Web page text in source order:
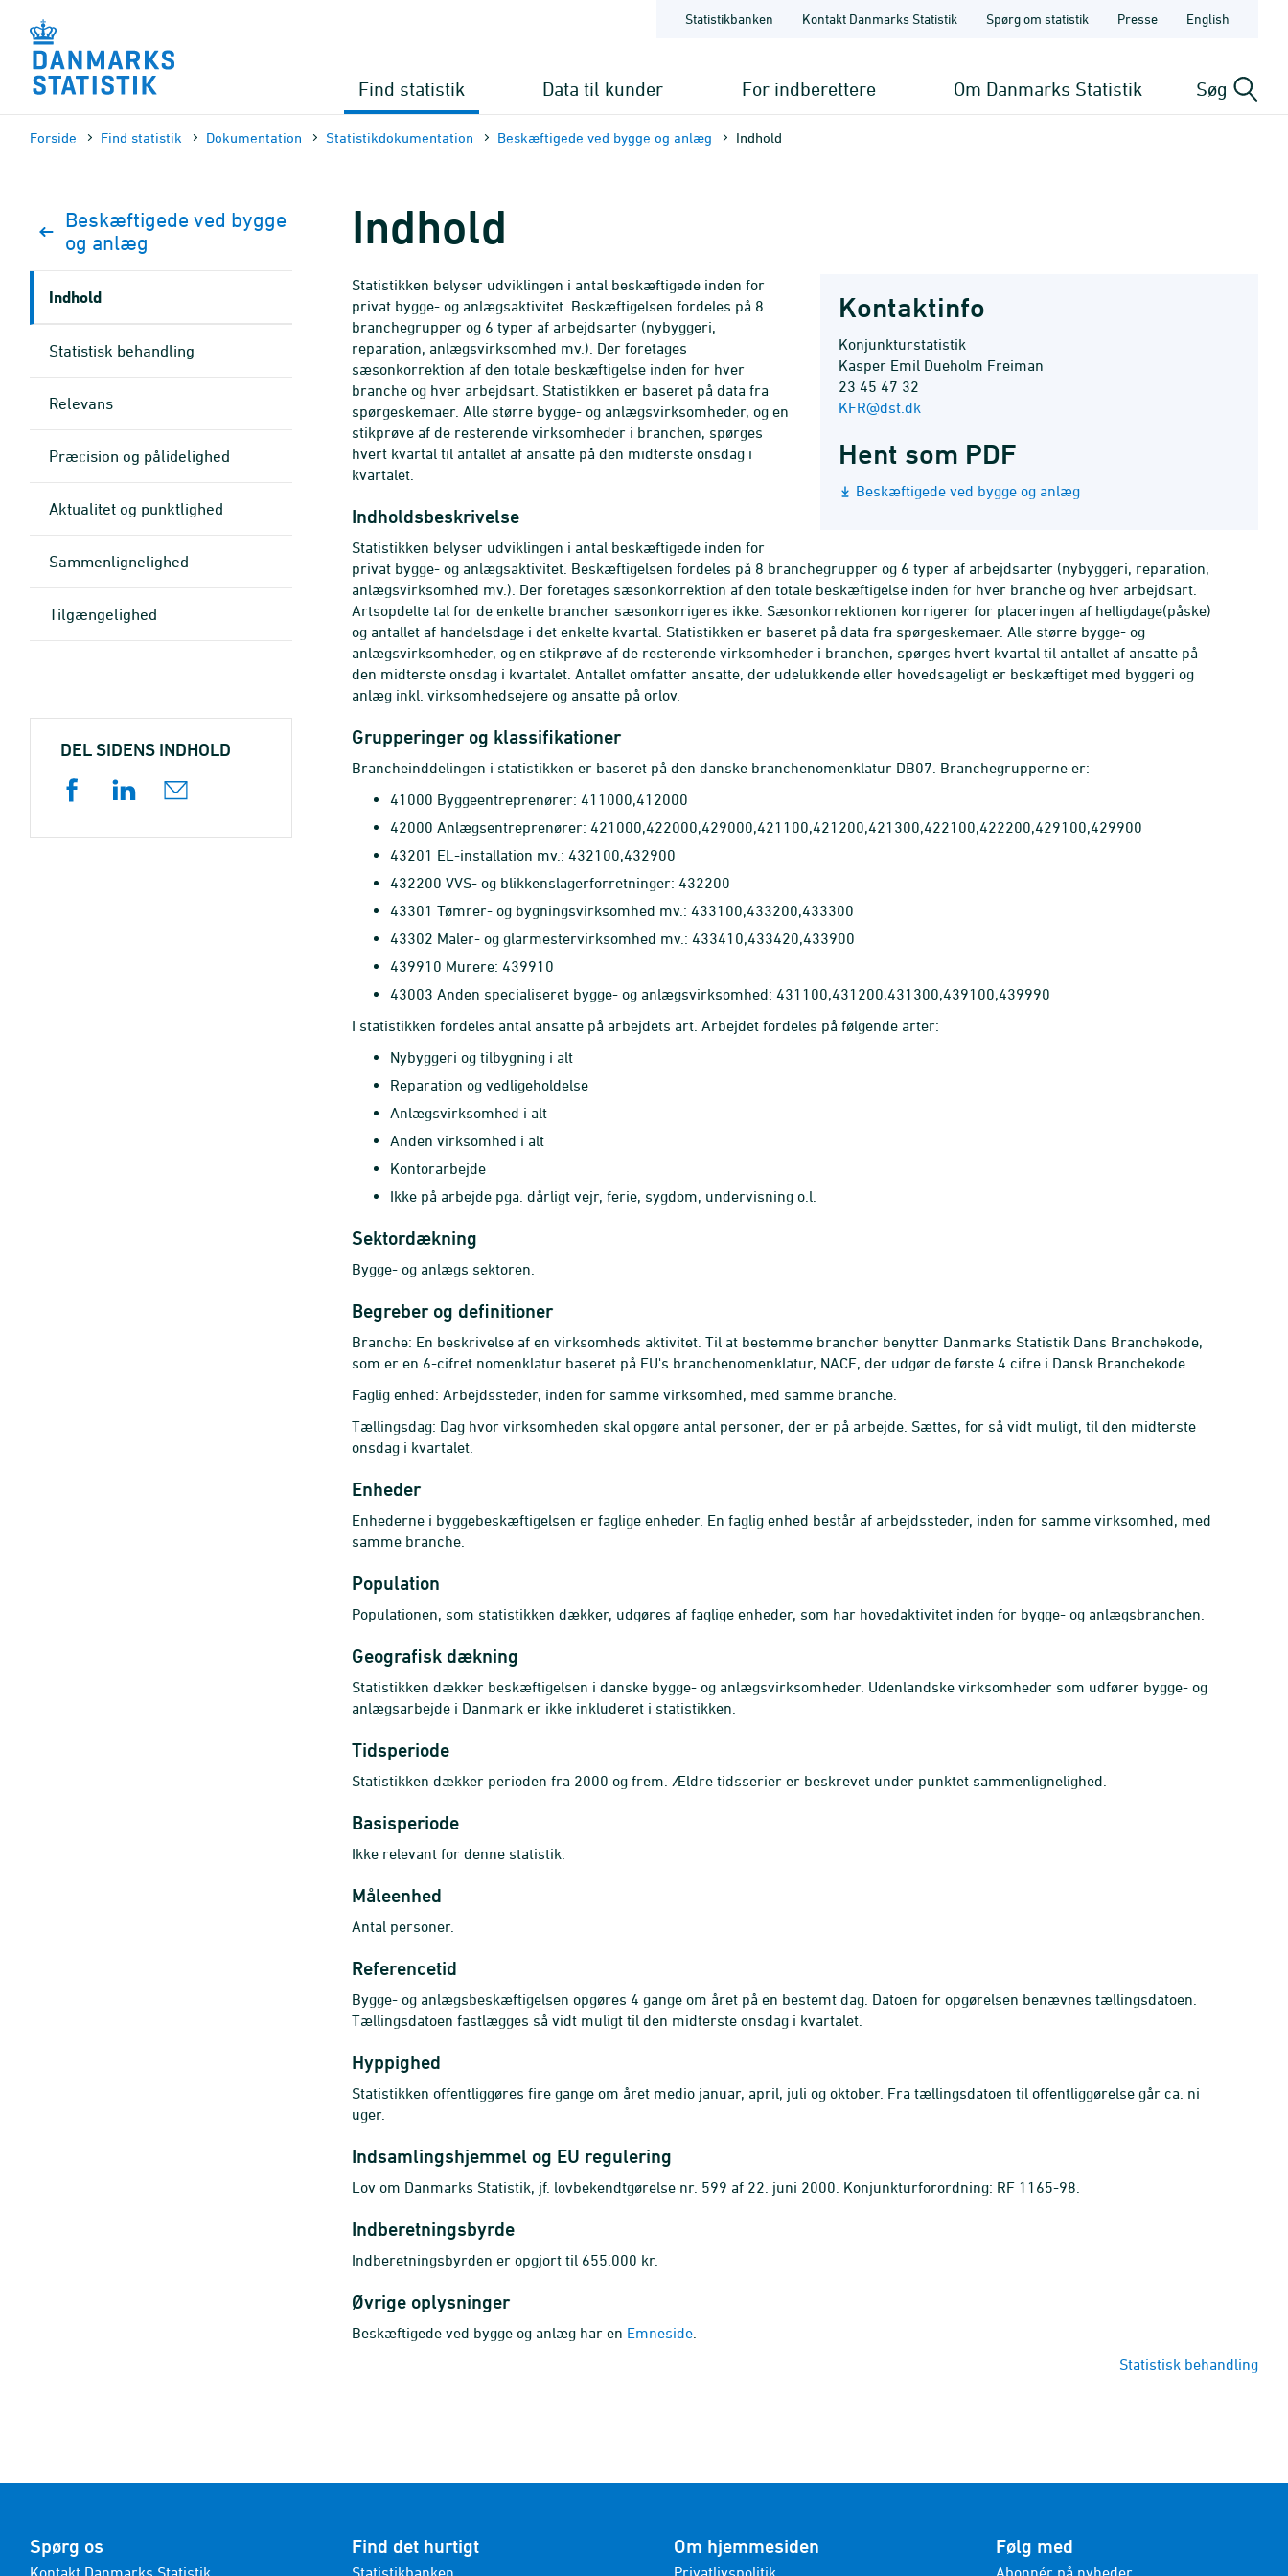
sidens
indhold
Statistikbanken Kontakt Danmarks Statistik Spørg om statistik Presse English
Find statistik Data til kunder For indberettere Om Danmarks Statistik Søg
Forside Find statistik Dokumen­tation Statistik­dokument­ation Beskæftigede ved bygge og anlæg Indhold
Indhold
Kontaktinfo
Konjunkturstatistik
Kasper Emil Dueholm Freiman
23 45 47 32
KFR@dst.dk
Hent som PDF
Beskæftigede ved bygge og anlæg
Statistikken belyser udviklingen i antal beskæftigede inden for
privat bygge- og anlægsaktivitet. Beskæftigelsen fordeles på 8
branchegrupper og 6 typer af arbejdsarter (nybyggeri,
reparation, anlægsvirksomhed mv.). Der foretages
sæsonkorrektion af den totale beskæftigelse inden for hver
branche og hver arbejdsart. Statistikken er baseret på data fra
spørgeskemaer. Alle større bygge- og anlægsvirksomheder, og en
stikprøve af de resterende virksomheder i branchen, spørges
hvert kvartal til antallet af ansatte på den midterste onsdag i
kvartalet.
Indholdsbeskrivelse
Statistikken belyser udviklingen i antal beskæftigede inden for
privat bygge- og anlægsaktivitet. Beskæftigelsen fordeles på 8 branchegrupper og 6 typer af arbejdsarter (nybyggeri, reparation,
anlægsvirksomhed mv.). Der foretages sæsonkorrektion af den totale beskæftigelse inden for hver branche og hver arbejdsart.
Artsopdelte tal for de enkelte brancher sæsonkorrigeres ikke. Sæsonkorrektionen korrigerer for placeringen af helligdage(påske)
og antallet af handelsdage i det enkelte kvartal. Statistikken er baseret på data fra spørgeskemaer. Alle større bygge- og
anlægsvirksomheder, og en stikprøve af de resterende virksomheder i branchen, spørges hvert kvartal til antallet af ansatte på
den midterste onsdag i kvartalet. Antallet omfatter ansatte, der udelukkende eller hovedsageligt er beskæftiget med byggeri og
anlæg inkl. virksomhedsejere og ansatte på orlov.
Grupperinger og klassifikationer
Brancheinddelingen i statistikken er baseret på den danske branchenomenklatur DB07. Branchegrupperne er:
41000 Byggeentreprenører: 411000,412000
42000 Anlægsentreprenører: 421000,422000,429000,421100,421200,421300,422100,422200,429100,429900
43201 EL-installation mv.: 432100,432900
432200 VVS- og blikkenslagerforretninger: 432200
43301 Tømrer- og bygningsvirksomhed mv.: 433100,433200,433300
43302 Maler- og glarmestervirksomhed mv.: 433410,433420,433900
439910 Murere: 439910
43003 Anden specialiseret bygge- og anlægsvirksomhed: 431100,431200,431300,439100,439990
I statistikken fordeles antal ansatte på arbejdets art. Arbejdet fordeles på følgende arter:
Nybyggeri og tilbygning i alt
Reparation og vedligeholdelse
Anlægsvirksomhed i alt
Anden virksomhed i alt
Kontorarbejde
Ikke på arbejde pga. dårligt vejr, ferie, sygdom, undervisning o.l.
Sektordækning
Bygge- og anlægs sektoren.
Begreber og definitioner
Branche: En beskrivelse af en virksomheds aktivitet. Til at bestemme brancher benytter Danmarks Statistik Dans Branchekode,
som er en 6-cifret nomenklatur baseret på EU's branchenomenklatur, NACE, der udgør de første 4 cifre i Dansk Branchekode.
Faglig enhed: Arbejdssteder, inden for samme virksomhed, med samme branche.
Tællingsdag: Dag hvor virksomheden skal opgøre antal personer, der er på arbejde. Sættes, for så vidt muligt, til den midterste
onsdag i kvartalet.
Enheder
Enhederne i byggebeskæftigelsen er faglige enheder. En faglig enhed består af arbejdssteder, inden for samme virksomhed, med
samme branche.
Population
Populationen, som statistikken dækker, udgøres af faglige enheder, som har hovedaktivitet inden for bygge- og anlægsbranchen.
Geografisk dækning
Statistikken dækker beskæftigelsen i danske bygge- og anlægsvirksomheder. Udenlandske virksomheder som udfører bygge- og
anlægsarbejde i Danmark er ikke inkluderet i statistikken.
Tidsperiode
Statistikken dækker perioden fra 2000 og frem. Ældre tidsserier er beskrevet under punktet sammenlignelighed.
Basisperiode
Ikke relevant for denne statistik.
Måleenhed
Antal personer.
Referencetid
Bygge- og anlægsbeskæftigelsen opgøres 4 gange om året på en bestemt dag. Datoen for opgørelsen benævnes tællingsdatoen.
Tællingsdatoen fastlægges så vidt muligt til den midterste onsdag i kvartalet.
Hyppighed
Statistikken offentliggøres fire gange om året medio januar, april, juli og oktober. Fra tællingsdatoen til offentliggørelse går ca. ni
uger.
Indsamlingshjemmel og EU regulering
Lov om Danmarks Statistik, jf. lovbekendtgørelse nr. 599 af 22. juni 2000. Konjunkturforordning: RF 1165-98.
Indberetningsbyrde
Indberetningsbyrden er opgjort til 655.000 kr.
Øvrige oplysninger
Beskæftigede ved bygge og anlæg har en Emneside
Statistisk behandling
Beskæftigede ved bygge
og anlæg
Indhold
Statistisk behandling
Relevans
Præcision og pålidelighed
Aktualitet og punktlighed
Sammenlignelighed
Tilgængelighed
DEL SIDENS INDHOLD
Spørg os
Kontakt Danmarks Statistik
Find det hurtigt
Statistikbanken
Om hjemmesiden
Privatlivspolitik
Følg med
Abonnér på nyheder